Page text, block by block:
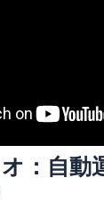
：自動